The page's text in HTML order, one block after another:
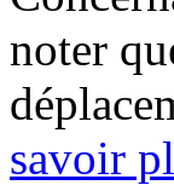
noter
savoir